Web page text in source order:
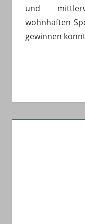
und
wohnhaften
gewinnen